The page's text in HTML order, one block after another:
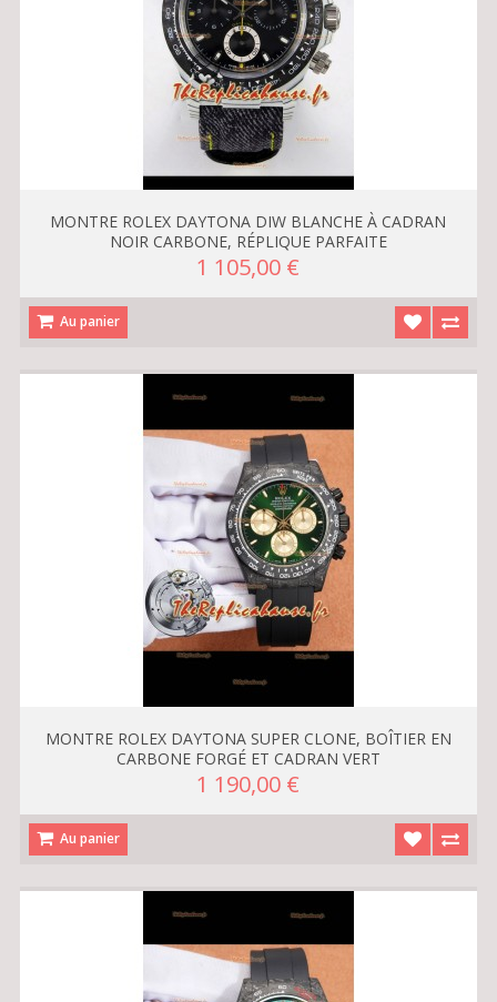
MONTRE ROLEX DAYTONA DIW BLANCHE À CADRAN
NOIR CARBONE, RÉPLIQUE PARFAITE
1 105,00 €
Au panier
MONTRE ROLEX DAYTONA SUPER CLONE, BOÎTIER EN
CARBONE FORGÉ ET CADRAN VERT
1 190,00 €
Au panier